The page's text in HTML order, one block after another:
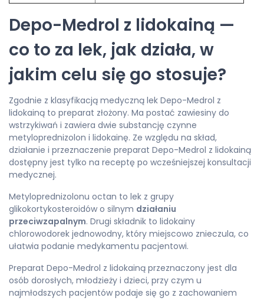
Depo-Medrol z lidokainą —
co to za lek, jak działa, w
jakim celu się go stosuje?
Zgodnie z klasyfikacją medyczną lek Depo-Medrol z
lidokainą to preparat złożony. Ma postać zawiesiny do
wstrzykiwań i zawiera dwie substancję czynne
metyloprednizolon i lidokainę. Ze względu na skład,
działanie i przeznaczenie preparat Depo-Medrol z lidokainą
dostępny jest tylko na receptę po wcześniejszej konsultacji
medycznej.
Metyloprednizolonu octan to lek z grupy
glikokortykosteroidów o silnym działaniu
przeciwzapalnym. Drugi składnik to lidokainy
chlorowodorek jednowodny, który miejscowo znieczula, co
ułatwia podanie medykamentu pacjentowi.
Preparat Depo-Medrol z lidokainą przeznaczony jest dla
osób dorosłych, młodzieży i dzieci, przy czym u
najmłodszych pacjentów podaje się go z zachowaniem